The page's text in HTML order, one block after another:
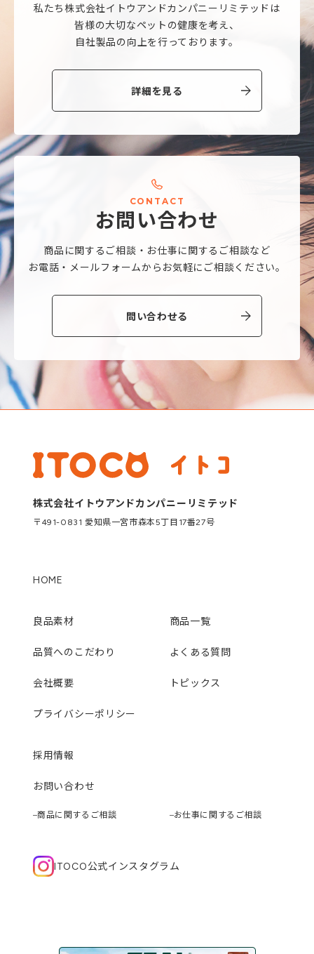
私たち株式会社イトウアンドカンパニーリミテッドは
皆様の大切なペットの健康を考え、
自社製品の向上を行っております。
詳細を見る
CO N T A C T
お問い合わせ
商品に関するご相談・ お仕事に関するご相談など
お電話・メールフォームから お気軽にご相談ください。
問い合わせる
株式会社イトウアンドカンパニーリミテッド
〒491-0831 愛知県一宮市森本5丁目17番27号
HOME
良品素材 商品一覧
品質へのこだわり よくある質問
会社概要 トピックス
プライバシーポリシー
採用情報
お問い合わせ
商品に関するご相談 お仕事に関するご相談
ITOCO公式インスタグラム